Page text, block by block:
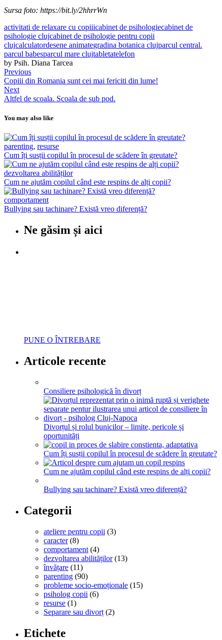
Sursa foto: https://bit.ly/2hhrrWn
activitati de relaxare cu copiiicabinet de psihologiecabinet de
psihologie clujcabinet de psihologie pentru copii
clujcalculatordesene animategradina botanica clujparcul central.
parcul babesparcul mare clujtabletatelefon
by Psih. Diana Tarcea
Previous
Copiii din Romania sunt cei mai fericiti din lume!
Next
Altfel de scoala. Scoala de sub pod.
You may also like
parenting, resurse
Cum îți susții copilul în procesul de scădere în greutate?
dezvoltarea abilităților
Cum ne ajutăm copilul când este respins de alți copii?
comportament
Bullying sau tachinare? Există vreo diferență?
Ne găsim și aici
PUNE O ÎNTREBARE
Articole recente
Consiliere psihologică în divorț
Divorțul și rolul bunicilor – limite, pericole și
oportunități
Cum îți susții copilul în procesul de scădere în greutate?
Cum ne ajutăm copilul când este respins de alți copii?
Bullying sau tachinare? Există vreo diferență?
Categorii
ateliere pentru copii (3)
caracter(8)
comportament (4)
dezvoltarea abilităților(13)
învățare (11)
parenting (90)
probleme socio-emoționale (15)
psiholog copii (6)
resurse (1)
Separare sau divorț (2)
Etichete